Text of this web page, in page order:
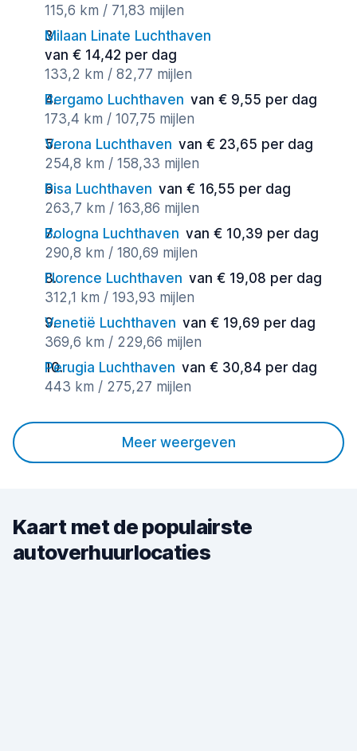
115,6 km / 71,83 mijlen
Milaan Linate Luchthaven
van € 14,42 per dag
133,2 km / 82,77 mijlen
Bergamo Luchthaven van € 9,55 per dag
173,4 km / 107,75 mijlen
Verona Luchthaven van € 23,65 per dag
254,8 km / 158,33 mijlen
Pisa Luchthaven van € 16,55 per dag
263,7 km / 163,86 mijlen
Bologna Luchthaven van € 10,39 per dag
290,8 km / 180,69 mijlen
Florence Luchthaven van € 19,08 per dag
312,1 km / 193,93 mijlen
Venetië Luchthaven van € 19,69 per dag
369,6 km / 229,66 mijlen
Perugia Luchthaven van € 30,84 per dag
443 km / 275,27 mijlen
Meer weergeven
Kaart met de populairste
autoverhuurlocaties